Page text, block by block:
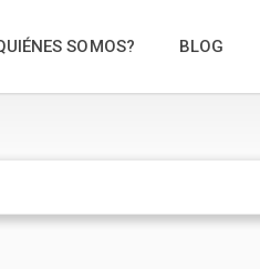
SOMOS? BLOG